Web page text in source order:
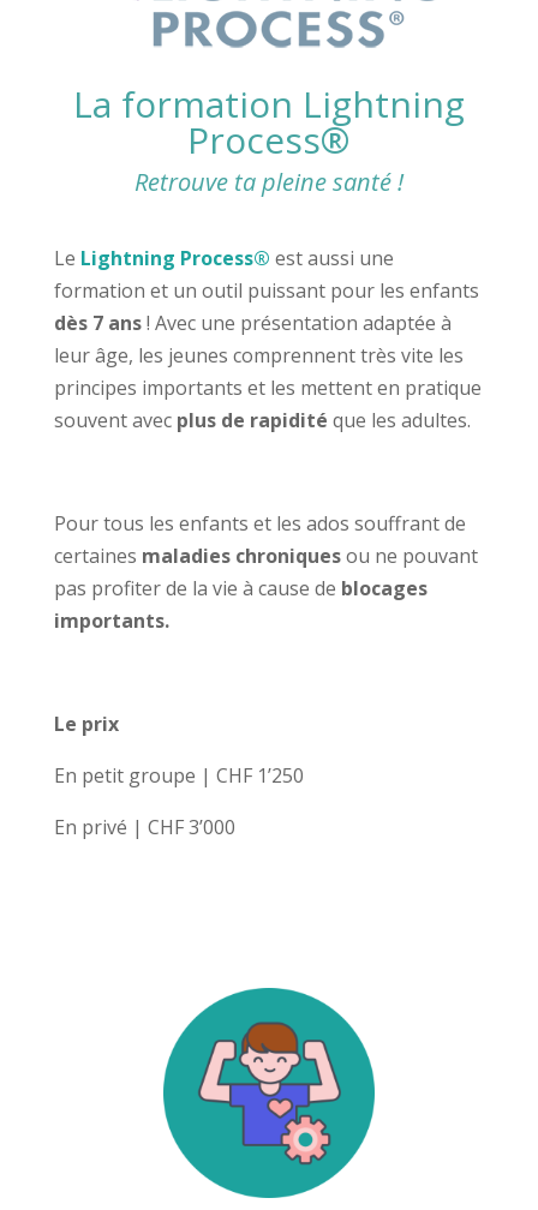
La formation Lightning
Process®
Retrouve ta pleine santé !
Le Lightning Process® est aussi une
formation et un outil puissant pour les enfants
dès 7 ans! Avec une présentation adaptée à
leur âge, les jeunes comprennent très vite les
principes importants et les mettent en pratique
souvent avec plus de rapidité que les adultes.
Pour tous les enfants et les ados souffrant de
certaines maladies chroniquesou ne pouvant
pas profiter de la vie à cause de blocages
importants.
Le prix
En petit groupe | CHF 1’250
En privé | CHF 3’000